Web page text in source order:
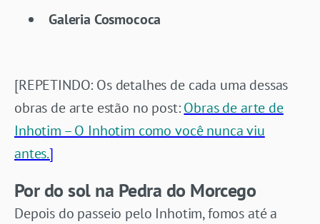
Galeria Cosmococa
[REPETINDO: Os detalhes de cada uma dessas
obras de arte estão no post:Obras de arte de
Inhotim – O Inhotim como você nunca viu
antes.]
Por do sol na Pedra do Morcego
Depois do passeio pelo Inhotim, fomos até a